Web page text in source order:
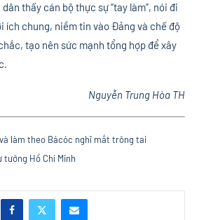
thấy cán bộ thực sự “tay làm”, nói đi
ích chung, niềm tin vào Đảng và chế độ
tạo nên sức mạnh tổng hợp để xây
Nguyễn Trung Hòa TH
làm theo Bácóc nghĩ mắt trông tai
tưởng Hồ Chí Minh